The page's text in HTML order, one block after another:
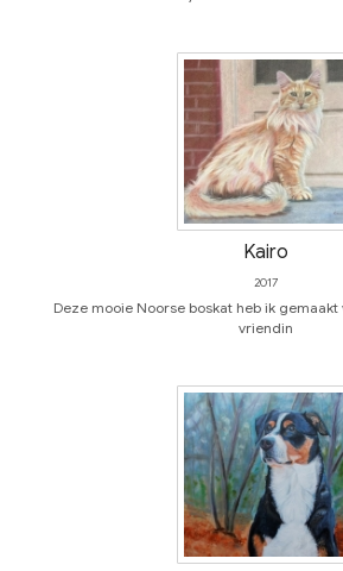
Kairo
2017
Deze mooie Noorse boskat heb ik
vriendin